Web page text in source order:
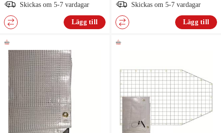
Skickas om 5-7 vardagar
Lägg till
Skickas om 5-7 vardagar
Lägg till